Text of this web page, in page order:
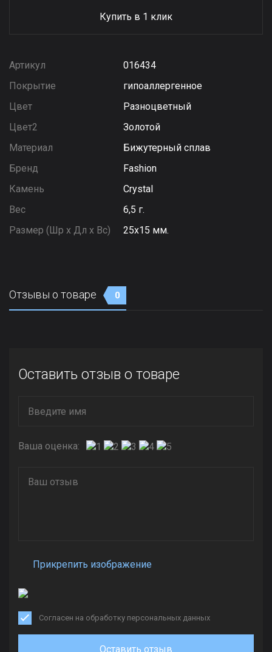
Купить в 1 клик
Артикул
016434
Покрытие
гипоаллергенное
Цвет
Разноцветный
Цвет2
Золотой
Материал
Бижутерный сплав
Бренд
Fashion
Камень
Сrystal
Вес
6,5 г.
Размер (Шр х Дл х Вс)
25х15 мм.
Отзывы о товаре 0
Оставить отзыв о товаре
Ваша оценка:
Прикрепить изображение
Согласен на обработку персональных данных
Оставить отзыв